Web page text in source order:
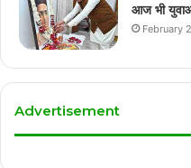
आज भी युवाओं
February
Advertisement